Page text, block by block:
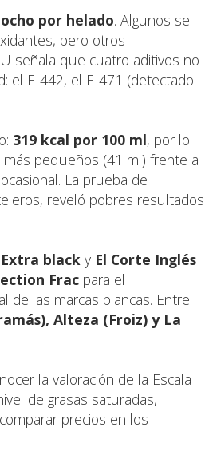
por helado. Algunos se
pero otros
señala que cuatro aditivos no
el E-442, el E-471 (detectado
319 kcal por 100 ml, por lo
pequeños (41 ml) frente a
La prueba de
reveló pobres resultados
black y El Corte Inglés
Frac para el
de las marcas blancas. Entre
Alteza (Froiz) y La
la valoración de la Escala
de grasas saturadas,
precios en los